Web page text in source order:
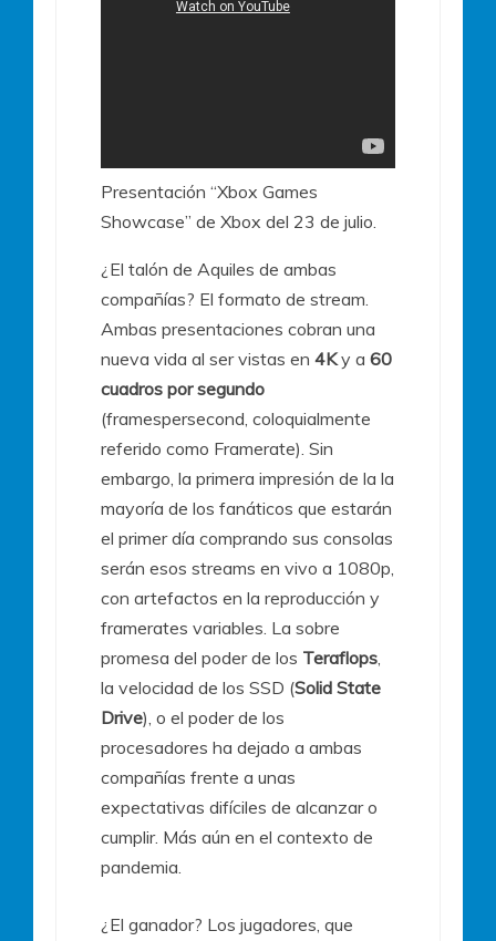
Presentación “Xbox Games
Showcase” de Xbox del 23 de julio.
¿El talón de Aquiles de ambas
compañías? El formato de stream.
Ambas presentaciones cobran una
nueva vida al ser vistas en 4Ky a 60
cuadros por segundo
(framespersecond, coloquialmente
referido como Framerate). Sin
embargo, la primera impresión de la la
mayoría de los fanáticos que estarán
el primer día comprando sus consolas
serán esos streams en vivo a 1080p,
con artefactos en la reproducción y
framerates variables. La sobre
promesa del poder de los Teraflops
la velocidad de los SSD (Solid State
Drive), o el poder de los
procesadores ha dejado a ambas
compañías frente a unas
expectativas difíciles de alcanzar o
cumplir. Más aún en el contexto de
pandemia.
¿El ganador? Los jugadores, que